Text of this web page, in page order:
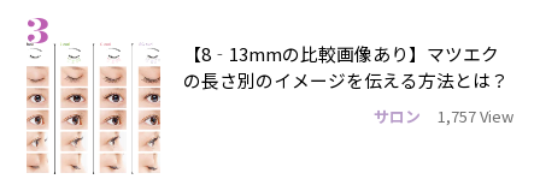
3
【8‐13mmの比較画像あり】マツエク
の長さ別のイメージを伝える方法とは？
サロン 1,757 View